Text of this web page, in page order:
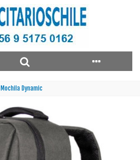
Mochila Dynamic